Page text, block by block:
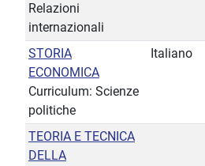
Relazioni
internazionali
STORIA
ECONOMICA
Curriculum: Scienze
politiche
Italiano
TEORIA E TECNICA
DELLA